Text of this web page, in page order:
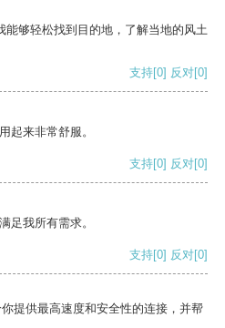
能够轻松找到目的地，了解当地的风土
支持[0] 反对[0]
起来非常舒服。
支持[0] 反对[0]
足我所有需求。
支持[0] 反对[0]
提供最高速度和安全性的连接，并帮